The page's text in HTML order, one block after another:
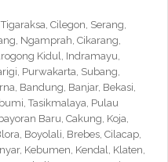
Cilegon, Serang,
Ngamprah, Cikarang,
Kidul, Indramayu,
Purwakarta, Subang,
Bandung, Banjar, Bekasi,
Tasikmalaya, Pulau
Baru, Cakung, Koja,
Boyolali, Brebes, Cilacap,
Kebumen, Kendal, Klaten,